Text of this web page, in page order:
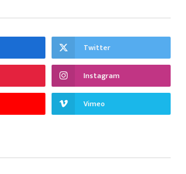
Twitter
Instagram
Vimeo